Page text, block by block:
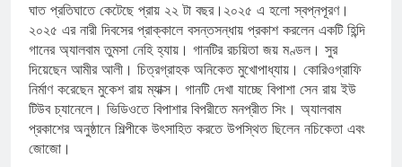
ঘাত প্রতিঘাতে কেটেছে প্রায় ২২ টা বছর।২০২৫ এ হলো স্বপ্নপূরণ।
২০২৫ এর নারী দিবসের প্রাক্কালে বসন্তসন্ধায় প্রকাশ করলেন একটি হিন্দি
গানের অ্যালবাম তুমসা নেহি হ্যায়। গানটির রচয়িতা জয় মণ্ডল। সুর
দিয়েছেন আমীর আলী। চিত্রগ্রাহক অনিকেত মুখোপাধ্যায়। কোরিওগ্রাফি
নির্মাণ করেছেন মুকেশ রায় ম্যাক্স। গানটি দেখা যাচ্ছে বিপাশা সেন রায় ইউ
টিউব চ্যানেলে। ভিডিওতে বিপাশার বিপরীতে মনপ্রীত সিং। অ্যালবাম
প্রকাশের অনুষ্ঠানে শিল্পীকে উৎসাহিত করতে উপস্থিত ছিলেন নচিকেতা এবং
জোজো।